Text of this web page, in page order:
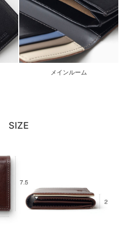
メインルーム
SIZE